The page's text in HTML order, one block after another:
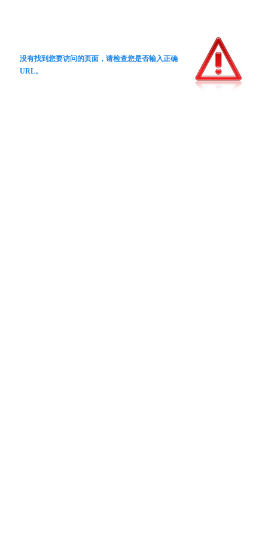
没有找到您要访问的页面，请检查您是否输入正确
URL。